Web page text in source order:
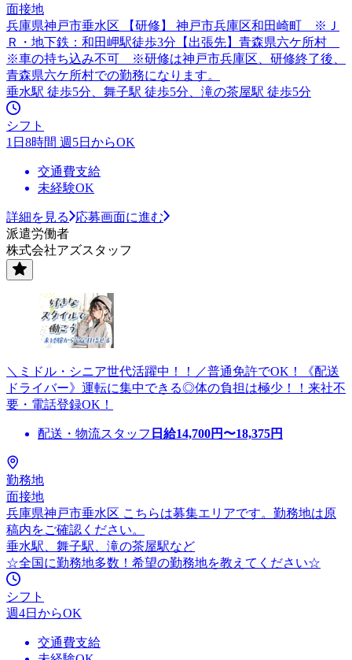
面接地
兵庫県神戸市垂水区 【研修】 神戸市兵庫区和田崎町 ※Ｊ
Ｒ・地下鉄：和田岬駅徒歩3分【出張先】青森県六ケ所村
※車の持ち込み不可 ※研修は神戸市兵庫区、研修終了後、
青森県六ケ所村での勤務になります。
垂水駅 徒歩5分、舞子駅 徒歩5分、滝の茶屋駅 徒歩5分
シフト
1日8時間 週5日からOK
交通費支給
未経験OK
詳細を見る
応募画面に進む
派遣労働者
株式会社アズスタッフ
＼ミドル・シニア世代活躍中！！／普通免許でOK！《配送
ドライバー》運転に集中できる◎体の負担は極少！！来社不
要・電話登録OK！
配送・物流スタッフ 日給14,700円〜18,375円
勤務地
面接地
兵庫県神戸市垂水区 こちらは募集エリアです。勤務地は原
稿内をご確認ください。
垂水駅、舞子駅、滝の茶屋駅など
☆全国に勤務地多数！希望の勤務地を教えてください☆
シフト
週4日からOK
交通費支給